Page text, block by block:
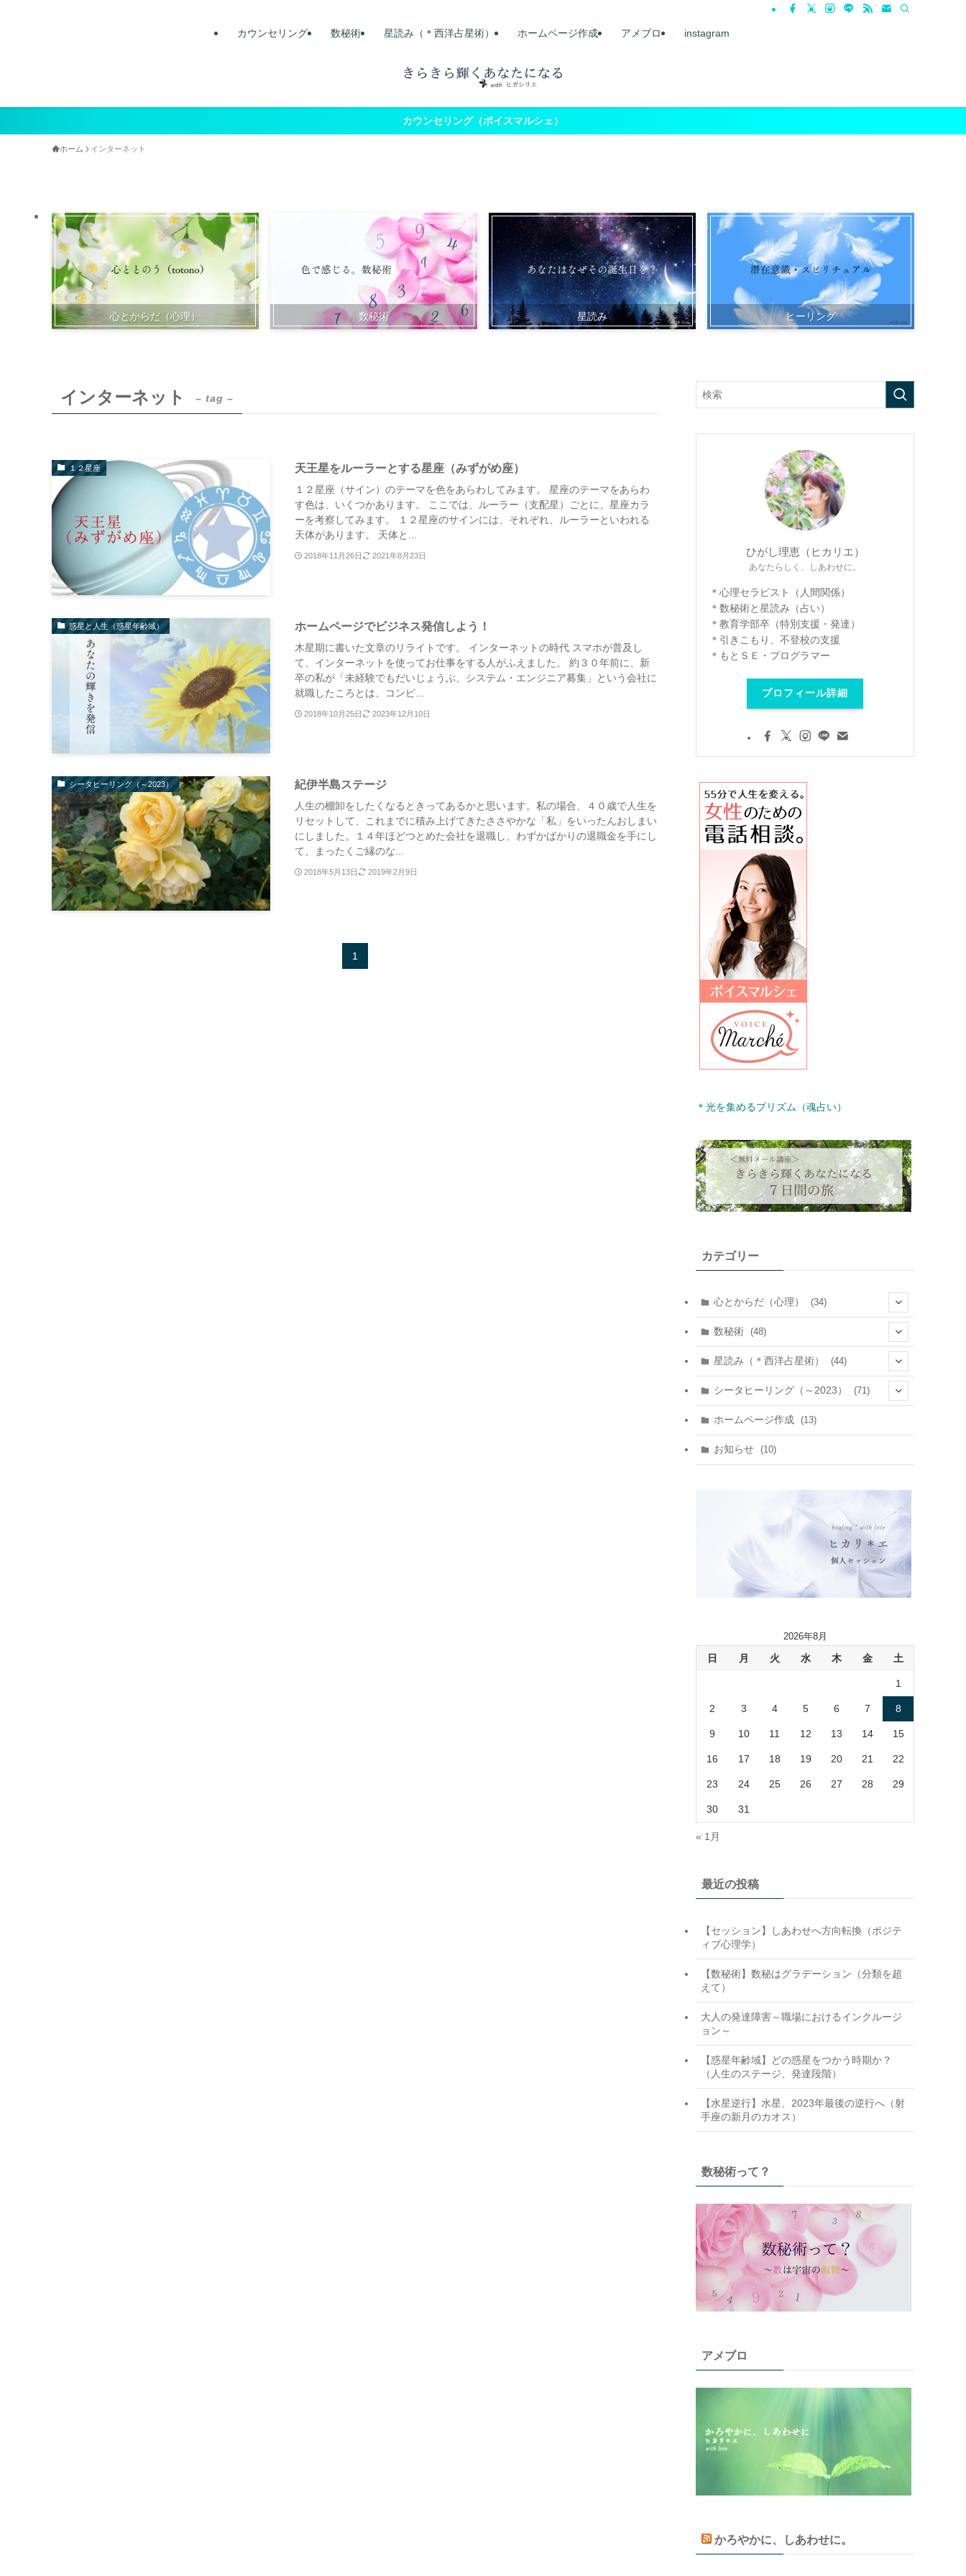
カウンセリング 数秘術 星読み（＊西洋占星術） ホームページ作成 アメブロ instagram
カウンセリング（ボイスマルシェ）
ホーム インターネット
心とからだ（心理） 数秘術 星読み ヒーリング
インターネット – tag –
１２星座 天王星をルーラーとする星座（みずがめ座）
１２星座（サイン）のテーマを色をあらわしてみます。 星座のテーマをあらわ
す色は、いくつかあります。 ここでは、ルーラー（支配星）ごとに、星座カラ
ーを考察してみます。 １２星座のサインには、それぞれ、ルーラーといわれる
天体があります。 天体と...
2018年11月26日 2021年8月23日
惑星と人生（惑星年齢域） ホームページでビジネス発信しよう！
木星期に書いた文章のリライトです。 インターネットの時代 スマホが普及し
て、インターネットを使ってお仕事をする人がふえました。 約３０年前に、新
卒の私が「未経験でもだいじょうぶ、システム・エンジニア募集」という会社に
就職したころとは、コンピ...
2018年10月25日 2023年12月10日
シータヒーリング（～2023） 紀伊半島ステージ
人生の棚卸をしたくなるときってあるかと思います。私の場合、４０歳で人生を
リセットして、これまでに積み上げてきたささやかな「私」をいったんおしまい
にしました。１４年ほどつとめた会社を退職し、わずかばかりの退職金を手にし
て、まったくご縁のな...
2018年5月13日 2019年2月9日
1
ひがし理恵（ヒカリエ）
あなたらしく、しあわせに。
＊心理セラピスト（人間関係）
＊数秘術と星読み（占い）
＊教育学部卒（特別支援・発達）
＊引きこもり、不登校の支援
＊もとＳＥ・プログラマー
プロフィール詳細
＊光を集めるプリズム（魂占い）
カテゴリー
心とからだ（心理） (34)
(1)
(1)
(22)
(11)
(7)
(4)
(1)
(7)
数秘術 (48)
(11)
(10)
(15)
星読み（＊西洋占星術） (44)
(11)
(8)
シータヒーリング（～2023） (71)
(14)
(18)
ホームページ作成 (13)
お知らせ (10)
2026年8月
日 月 火 水 木 金 土
1
2 3 4 5 6 7 8
9 10 11 12 13 14 15
16 17 18 19 20 21 22
23 24 25 26 27 28 29
30 31
« 1月
最近の投稿
【セッション】しあわせへ方向転換（ポジテ
ィブ心理学）
【数秘術】数秘はグラデーション（分類を超
えて）
大人の発達障害～職場におけるインクルージ
ョン～
【惑星年齢域】どの惑星をつかう時期か？
（人生のステージ、発達段階）
【水星逆行】水星、2023年最後の逆行へ（射
手座の新月のカオス）
数秘術って？
アメブロ
かろやかに、しあわせに。